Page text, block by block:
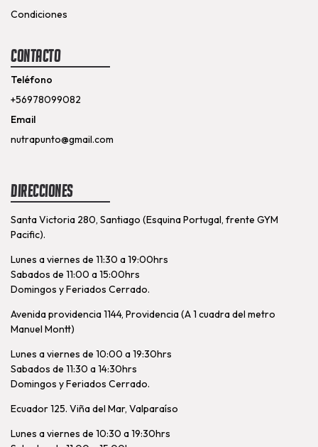
Condiciones
Contacto
Teléfono
+56978099082
Email
nutrapunto@gmail.com
Direcciones
Santa Victoria 280, Santiago (Esquina Portugal, frente GYM
Pacific).
Lunes a viernes de 11:30 a 19:00hrs
Sabados de 11:00 a 15:00hrs
Domingos y Feriados Cerrado.
Avenida providencia 1144, Providencia (A 1 cuadra del metro
Manuel Montt)
Lunes a viernes de 10:00 a 19:30hrs
Sabados de 11:30 a 14:30hrs
Domingos y Feriados Cerrado.
Ecuador 125. Viña del Mar, Valparaíso
Lunes a viernes de 10:30 a 19:30hrs